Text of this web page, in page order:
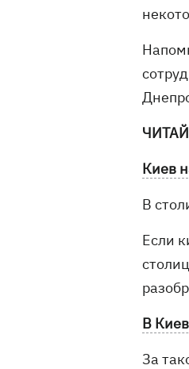
Киев
В
Если
В
За